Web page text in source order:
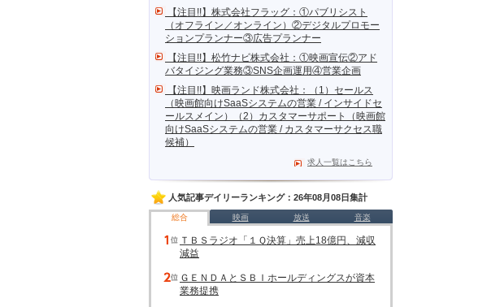
【注目!!】株式会社フラッグ：①パブリシスト
（オフライン／オンライン）②デジタルプロモー
ションプランナー③広告プランナー
【注目!!】松竹ナビ株式会社：①映画宣伝②アド
バタイジング業務③SNS企画運用④営業企画
【注目!!】映画ランド株式会社：（1）セールス
（映画館向けSaaSシステムの営業 / インサイドセ
ールスメイン）（2）カスタマーサポート（映画館
向けSaaSシステムの営業 / カスタマーサクセス職
候補）
求人一覧はこちら
人気記事デイリーランキング：26年08月08日集計
総合 映画 放送 音楽
ＴＢＳラジオ「１Ｑ決算」売上18億円、減収
減益
ＧＥＮＤＡとＳＢＩホールディングスが資本
業務提携